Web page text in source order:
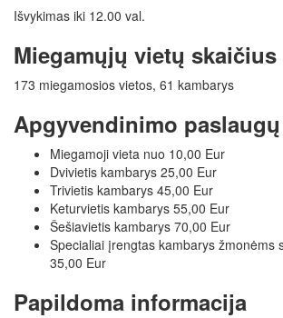
Išvykimas iki 12.00 val.
Miegamųjų vietų skaičius
173 miegamosios vietos, 61 kambarys
Apgyvendinimo
Miegamoji vieta nuo 10,00 Eur
Dvivietis kambarys 25,00 Eur
Trivietis kambarys 45,00 Eur
Keturvietis kambarys 55,00 Eur
Šešiavietis kambarys 70,00 Eur
Specialiai įrengtas kambarys žmonėms
35,00 Eur
Papildoma informacija